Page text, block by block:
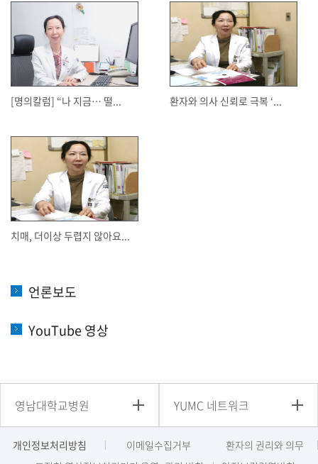
[명의칼럼] “나 지금… 떨... 환자와 의사 신뢰로 극복 ‘...
치매, 더이상 두렵지 않아요...
언론보도
YouTube 영상
영남대학교병원 YUMC 네트워크
개인정보처리방침 이메일수집거부
환자의 권리와 의무